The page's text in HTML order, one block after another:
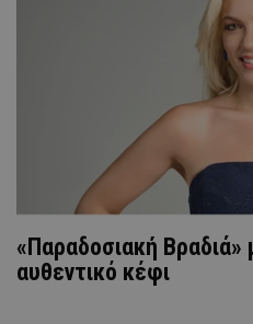
«Παραδοσιακή Βραδιά»
αυθεντικό κέφι